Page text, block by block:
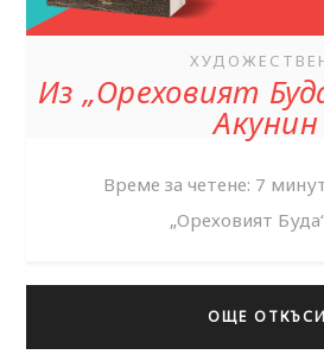
Из „Ореховият
Акунин
Време за четене: 7
„Ореховият
ОЩЕ ОТКЪСИ